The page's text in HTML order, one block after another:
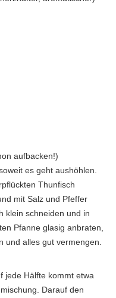
aufbacken!)
es geht aushöhlen.
Thunfisch
mit Salz und Pfeffer
klein schneiden und in
Pfanne glasig anbraten,
und alles gut vermengen.
jede Hälfte kommt etwa
Darauf den